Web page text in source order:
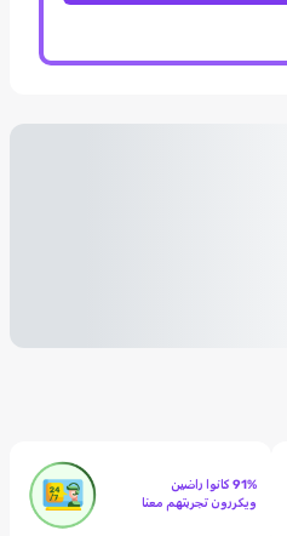
91% كانوا راضين
ويكررون تجربتهم معنا